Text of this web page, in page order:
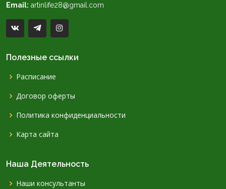
Email: artinlife28@gmail.com
Полезные ссылки
Расписание
Договор оферты
Политика конфиденциальности
Карта сайта
Наша Деятельность
Наши консультанты